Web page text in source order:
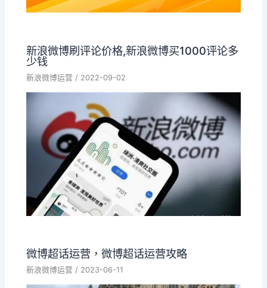
新浪微博刷评论价格,新浪微博买1000评论多
少钱
新浪微博运营 / 2022-09-02
微博超话运营，微博超话运营攻略
新浪微博运营 / 2023-06-11